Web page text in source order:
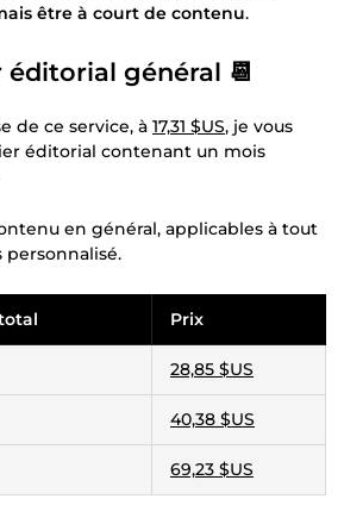
être à court de contenu.
général 📆
de ce service, à 17,31 $US, je vous
éditorial contenant un mois
en général, applicables à tout
personnalisé.
Prix
28,85 $US
40,38 $US
69,23 $US